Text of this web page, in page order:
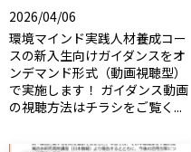
2026/04/06
環境マインド実践人材養成コー
スの新入生向けガイダンスをオ
ンデマンド形式（動画視聴型）
で実施します！ ガイダンス動画
の視聴方法はチラシをご覧く...